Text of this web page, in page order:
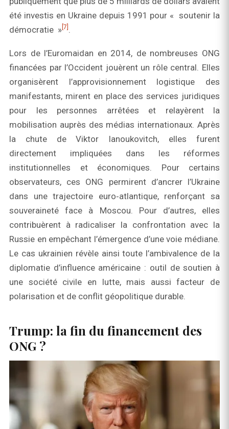
été investis en Ukraine depuis 1991 pour « soutenir la
démocratie » [7] .
Lors de l’Euromaidan en 2014, de nombreuses ONG
financées par l’Occident jouèrent un rôle central. Elles
organisèrent l’approvisionnement logistique des
manifestants, mirent en place des services juridiques
pour les personnes arrêtées et relayèrent la
mobilisation auprès des médias internationaux. Après
la chute de Viktor Ianoukovitch, elles furent
directement impliquées dans les réformes
institutionnelles et économiques. Pour certains
observateurs, ces ONG permirent d’ancrer l’Ukraine
dans une trajectoire euro‑atlantique, renforçant sa
souveraineté face à Moscou. Pour d’autres, elles
contribuèrent à radicaliser la confrontation avec la
Russie en empêchant l’émergence d’une voie médiane.
Le cas ukrainien révèle ainsi toute l’ambivalence de la
diplomatie d’influence américaine : outil de soutien à
une société civile en lutte, mais aussi facteur de
polarisation et de conflit géopolitique durable.
Trump: la fin du financement des
ONG ?